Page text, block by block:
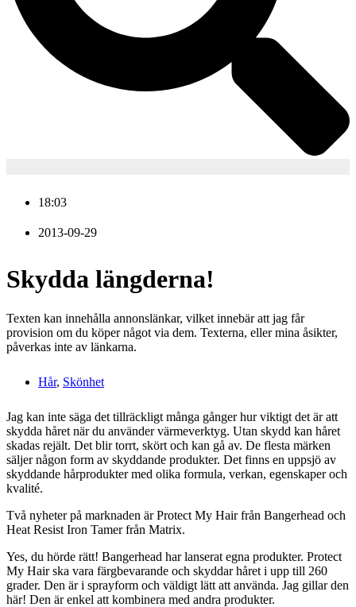
18:03
2013-09-29
Skydda längderna!
Texten kan innehålla annonslänkar, vilket innebär att jag får
provision om du köper något via dem. Texterna, eller mina åsikter,
påverkas inte av länkarna.
Hår, Skönhet
Jag kan inte säga det tillräckligt många gånger hur viktigt det är att
skydda håret när du använder värmeverktyg. Utan skydd kan håret
skadas rejält. Det blir torrt, skört och kan gå av. De flesta märken
säljer någon form av skyddande produkter. Det finns en uppsjö av
skyddande hårprodukter med olika formula, verkan, egenskaper och
kvalité.
Två nyheter på marknaden är Protect My Hair från Bangerhead och
Heat Resist Iron Tamer från Matrix.
Yes, du hörde rätt! Bangerhead har lanserat egna produkter. Protect
My Hair ska vara färgbevarande och skyddar håret i upp till 260
grader. Den är i sprayform och väldigt lätt att använda. Jag gillar den
här! Den är enkel att kombinera med andra produkter.